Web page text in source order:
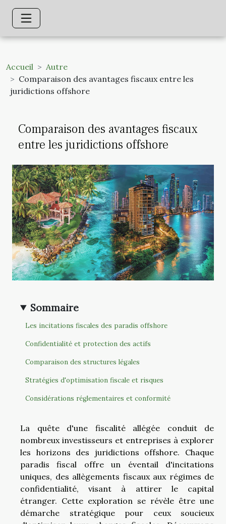
Accueil
Autre
Comparaison des avantages fiscaux entre les
juridictions offshore
Comparaison des avantages fiscaux
entre les juridictions offshore
Sommaire
Les incitations fiscales des paradis offshore
Confidentialité et protection des actifs
Comparaison des structures légales
Stratégies d'optimisation fiscale et risques
Considérations réglementaires et conformité
La quête d'une fiscalité allégée conduit de
nombreux investisseurs et entreprises à explorer
les horizons des juridictions offshore. Chaque
paradis fiscal offre un éventail d'incitations
uniques, des allègements fiscaux aux régimes de
confidentialité, visant à attirer le capital
étranger. Cette exploration se révèle être une
démarche stratégique pour ceux soucieux